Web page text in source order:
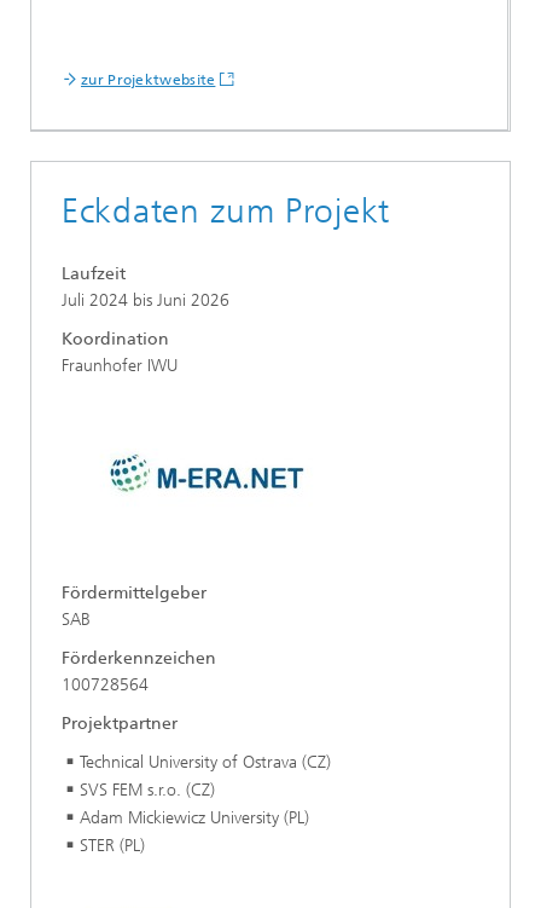
zur Projektwebsite
Eckdaten zum Projekt
Laufzeit
Juli 2024 bis Juni 2026
Koordination
Fraunhofer IWU
Fördermittelgeber
SAB
Förderkennzeichen
100728564
Projektpartner
Technical University of Ostrava (CZ)
SVS FEM s.r.o. (CZ)
Adam Mickiewicz University (PL)
STER (PL)